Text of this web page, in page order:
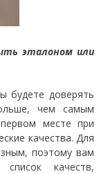
эталоном или
будете доверять
чем самым
месте при
качества. Для
поэтому вам
качеств,